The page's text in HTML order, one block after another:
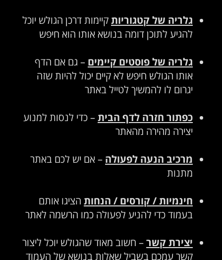
גלריה של קטגוריותקיימות דרכן הגולש יוכל
להגיע לתוכן דומה בנושא אותו הוא חיפש
גלריה של פוסטים קיימים – גם אם הדף
אותו הגולש חיפש לא קיים יכול להיות שזה
יגרום לו להמשיך לטייל באתר
כפתור חזרה לדף הבית– כדי לנסות למנוע
יצירה מהירה מהאתר
מרכיב הנעה לפעולה – אם יש לכם באתר
מתנות
חינמיות / קורסים / הנחותהציגו אותם
בעמוד כדי להניע לפעולה כמו הרשמה לאתר
יצירת קשר– חשוב מאוד שהגולש יוכל ליצור
קשר עמכם בשביל שאלות בנושא של העמוד